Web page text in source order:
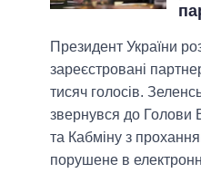
Президент України
зареєстровані
тисяч голосів.
звернувся до Голови
та Кабміну з
порушене в